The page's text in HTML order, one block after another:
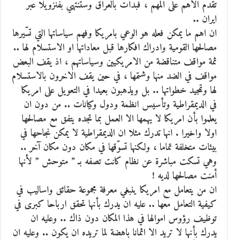
تقّدم الاهم على المهم ، فبدأت بالعراق وستنتهي بفنزويلا عبر
ايران ..
ان اهم ما يمكن فعله هو الوعي بامريكا وفهم سياساتها التي تسّيرها
مصالحها القومية وادراك افكارها قبل معاداتها او الاستسلام لها ..
ثمة مواقف متناقضة من الامريكيين وسياساتهم ، اذ يقف البعض
مواقف في الضد منها وشتمها ، في حين يقف الاخرون بالاستسلام
لها وتمجيد خطواتها .. بل ويذهبون بعيدا في التعويل على امريكا
في الديمقراطية وتأسيس انظمة ودول وكيانات .. من دون ان
يعلموا بأن امريكا لا يهمها الا العمل بما تجده يتفق مع مصالحها
اولا واخيرا . انها تدرك مثلا ان الديمقراطية لا يمكن نجاحها في
بيئات متخلفة تماما ، ولكنها تسوّقها في مكان دون مكان آخر ..
وهي تسكت مباشرة عن نظام كانت تصفه بـ ” متوحش ” لأنها
أمنت مصالحها لديه !
ان من يتعامل مع امريكا ينبغي معرفة مجموعة حقائق واساليب في
كيفية التعامل معها .. عليه ان يدرك بأنها تحقق ارباحا كبرى في
توظيف رؤوس اموالها في هذا المكان دون ذاك .. وعليه ان
يدرك بأنها لا تريد الا اثمانا باهضة لما تريده ان يكون .. وعليه ان